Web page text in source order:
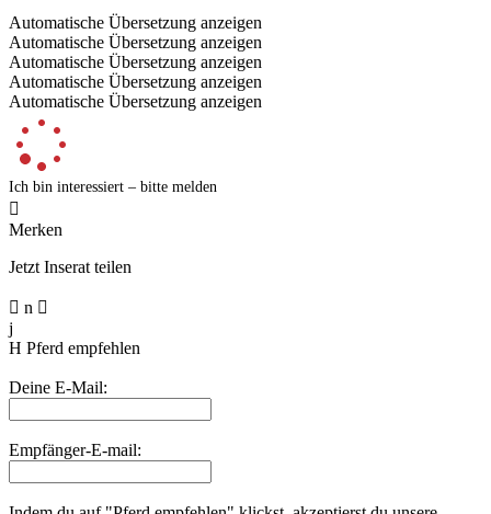
Automatische Übersetzung anzeigen
Automatische Übersetzung anzeigen
Automatische Übersetzung anzeigen
Automatische Übersetzung anzeigen
Automatische Übersetzung anzeigen
Ich bin interessiert – bitte melden

Merken
Jetzt Inserat teilen
 n 
j
H Pferd empfehlen
Deine E-Mail:
Empfänger-E-mail: